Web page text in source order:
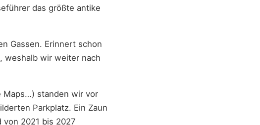
das größte antike
Gassen. Erinnert schon
weshalb wir weiter nach
Maps…) standen wir vor
Parkplatz. Ein Zaun
von 2021 bis 2027